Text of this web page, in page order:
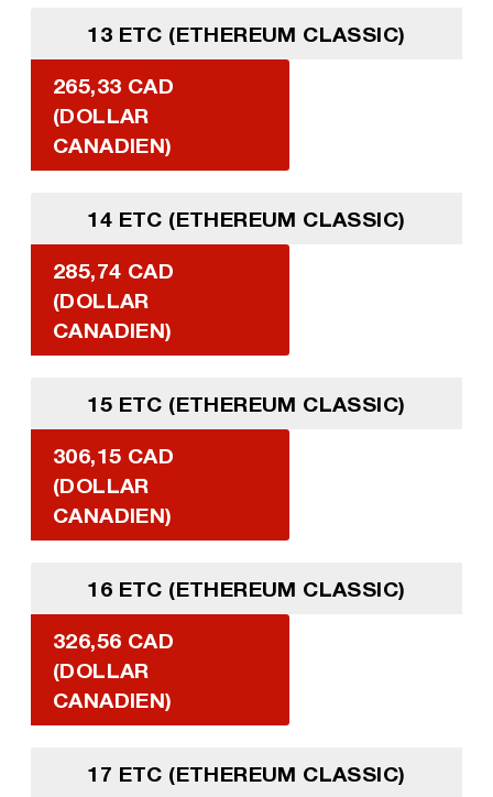
13 ETC (ETHEREUM CLASSIC)
265,33 CAD
(DOLLAR
CANADIEN)
14 ETC (ETHEREUM CLASSIC)
285,74 CAD
(DOLLAR
CANADIEN)
15 ETC (ETHEREUM CLASSIC)
306,15 CAD
(DOLLAR
CANADIEN)
16 ETC (ETHEREUM CLASSIC)
326,56 CAD
(DOLLAR
CANADIEN)
17 ETC (ETHEREUM CLASSIC)